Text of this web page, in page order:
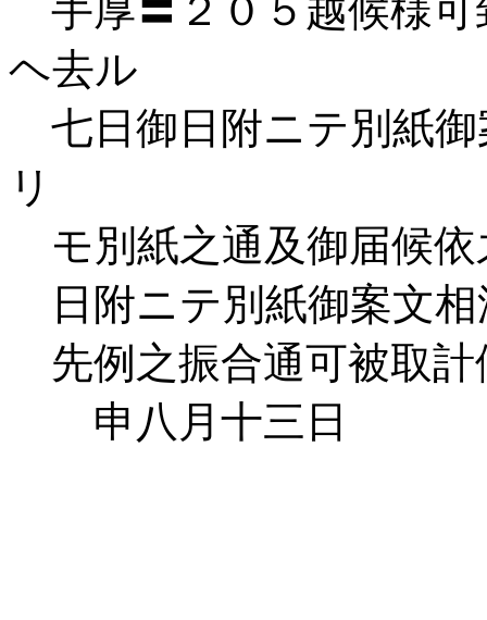
手厚〓２０５越候様可
ヘ去ル
七日御日附ニテ別紙御
リ
モ別紙之通及御届候依
日附ニテ別紙御案文相
先例之振合通可被取計
申八月十三日